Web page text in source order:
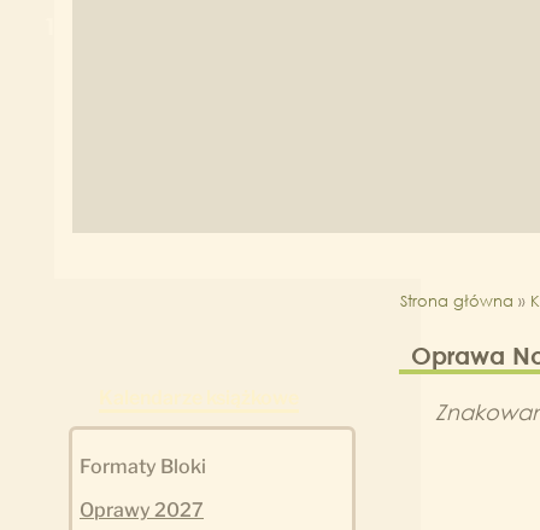
Formaty Bloki
Oprawy 2027
Strona główna »
Oprawa